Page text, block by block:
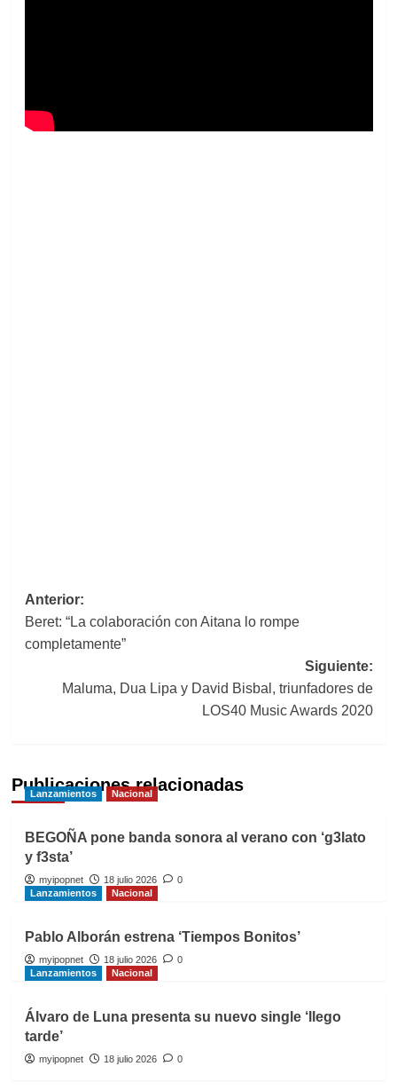
Navegación
de
entradas
Anterior:
Beret: “La colaboración con Aitana lo rompe
completamente”
Siguiente:
Maluma, Dua Lipa y David Bisbal, triunfadores de
LOS40 Music Awards 2020
Publicaciones relacionadas
Lanzamientos Nacional
BEGOÑA pone banda sonora al verano con ‘g3lato
y f3sta’
myipopnet 18 julio 2026
0
Lanzamientos
Nacional
Pablo Alborán estrena ‘Tiempos Bonitos’
myipopnet 18 julio 2026
0
Lanzamientos
Nacional
Álvaro de Luna presenta su nuevo single ‘llego
tarde’
myipopnet 18 julio 2026 0